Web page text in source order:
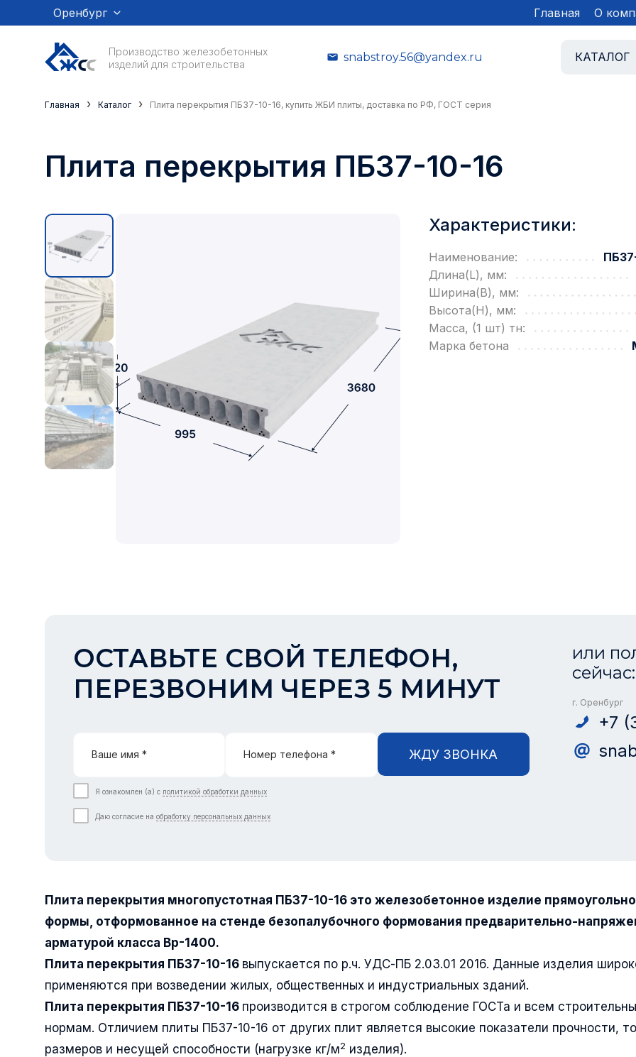
Оренбург Главная О
Производство железобетонных
изделий для строительства
snabstroy.56@yandex.ru КАТАЛОГ
Главная › Каталог › Плита перекрытия ПБ37-10-16, купить ЖБИ плиты, доставка по РФ, ГОСТ серия
Плита перекрытия ПБ37-10-16
Характеристики:
Наименование:
Длина(L), мм:
Ширина(B), мм:
Высота(H), мм:
Масса, (1 шт) тн:
Марка бетона
ОСТАВЬТЕ СВОЙ ТЕЛЕФОН,
ПЕРЕЗВОНИМ ЧЕРЕЗ 5 МИНУТ
Ваше имя * Номер телефона * ЖДУ ЗВОНКА
Я ознакомлен (а) с политикой обработки данных
Даю согласие на обработку персональных данных
или
сейчас:
г. Оренбург
+7
Плита перекрытия многопустотная ПБ37-10-16 это железобетонное изделие
формы, отформованное на стенде безопалубочного формования предварительно-
арматурой класса Вр-1400.
Плита перекрытия ПБ37-10-16 выпускается по р.ч. УДС-ПБ 2.03.01 2016. Данные изделия
применяются при возведении жилых, общественных и индустриальных зданий.
Плита перекрытия ПБ37-10-16 производится в строгом соблюдение ГОСТа и всем
нормам. Отличием плиты ПБ37-10-16 от других плит является высокие показатели прочности,
размеров и несущей способности (нагрузке кг/м2 изделия).